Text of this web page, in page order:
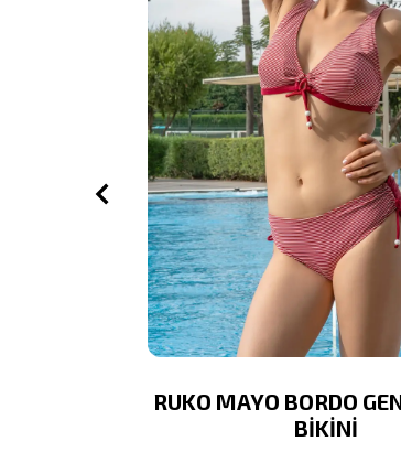
RUKO MAYO BORDO
BİKİNİ